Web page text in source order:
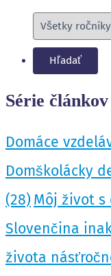
Série článkov
Domáce
Domškolácky
(28) Môj život s
Slovenčina
života